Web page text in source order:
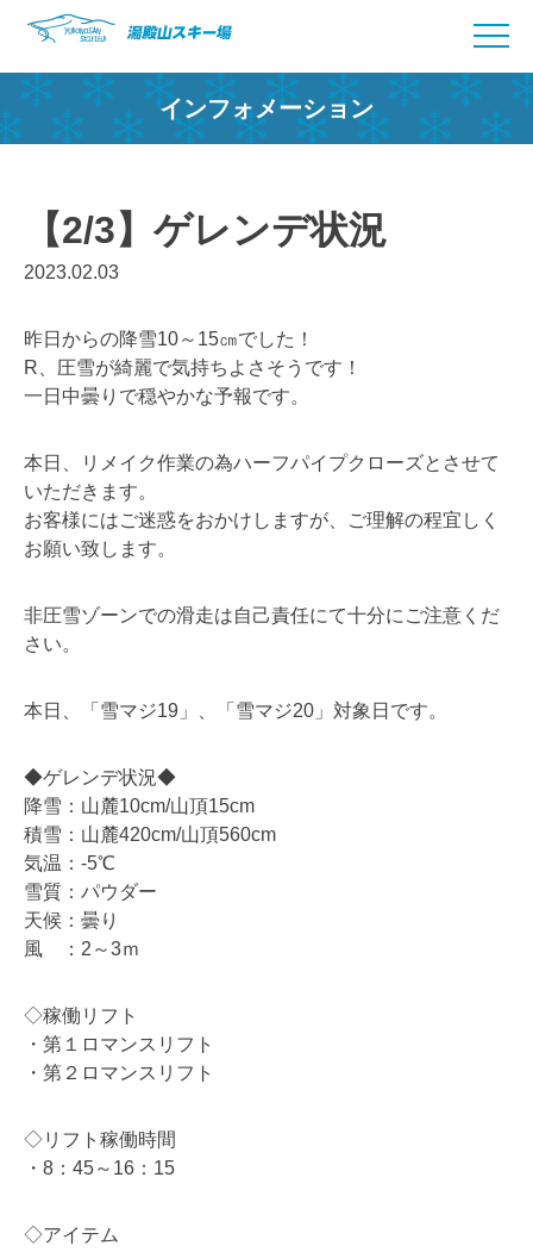
content
インフォメーション
【2/3】ゲレンデ状況
2023.02.03
昨日からの降雪10～15㎝でした！
R、圧雪が綺麗で気持ちよさそうです！
一日中曇りで穏やかな予報です。
本日、リメイク作業の為ハーフパイプクローズとさせて
いただきます。
お客様にはご迷惑をおかけしますが、ご理解の程宜しく
お願い致します。
非圧雪ゾーンでの滑走は自己責任にて十分にご注意くだ
さい。
本日、「雪マジ19」、「雪マジ20」対象日です。
◆ゲレンデ状況◆
降雪：山麓10cm/山頂15cm
積雪：山麓420cm/山頂560cm
気温：-5℃
雪質：パウダー
天候：曇り
風 ：2～3ｍ
◇稼働リフト
・第１ロマンスリフト
・第２ロマンスリフト
◇リフト稼働時間
・8：45～16：15
◇アイテム